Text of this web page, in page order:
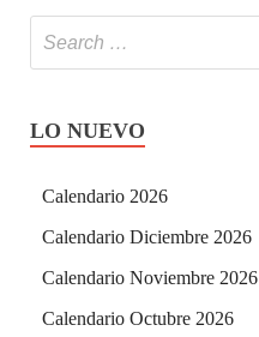
LO NUEVO
Calendario 2026
Calendario Diciembre 2026
Calendario Noviembre 2026
Calendario Octubre 2026